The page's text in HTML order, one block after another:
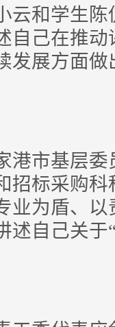
云和学生
自己在推
发展方面
市基层委
招标采购
业为盾、
述自己关